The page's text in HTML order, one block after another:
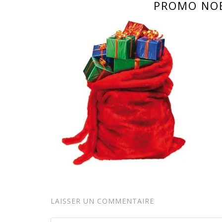
PROMO
LAISSER UN COMMENTAIRE